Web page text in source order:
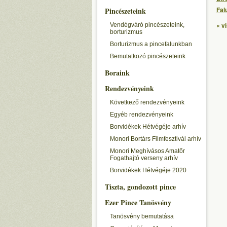
Pincészeteink
Vendégváró pincészeteink,
borturizmus
Borturizmus a pincefalunkban
Bemutatkozó pincészeteink
Boraink
Rendezvényeink
Következő rendezvényeink
Egyéb rendezvényeink
Borvidékek Hétvégéje arhív
Monori Bortárs Filmfesztivál arhív
Monori Meghívásos Amatőr
Fogathajtó verseny arhív
Borvidékek Hétvégéje 2020
Tiszta, gondozott pince
Ezer Pince Tanösvény
Tanösvény bemutatása
«